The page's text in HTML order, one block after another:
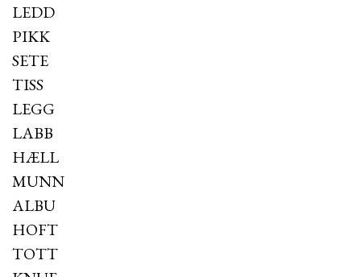
LEDD
PIKK
SETE
TISS
LEGG
LABB
HÆLL
MUNN
ALBU
HOFT
TOTT